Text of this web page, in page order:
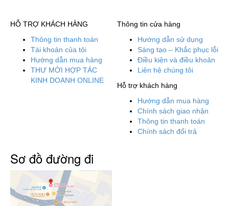
HỖ TRỢ KHÁCH HÀNG
Thông tin thanh toán
Tài khoản của tôi
Hướng dẫn mua hàng
THƯ MỜI HỢP TÁC
KINH DOANH ONLINE
Thông tin cửa hàng
Hướng dẫn sử dụng
Sáng tạo – Khắc phục lỗi
Điều kiện và điều khoản
Liên hệ chúng tôi
Hỗ trợ khách hàng
Hướng dẫn mua hàng
Chính sách giao nhận
Thông tin thanh toán
Chính sách đổi trả
Sơ đồ đường đi